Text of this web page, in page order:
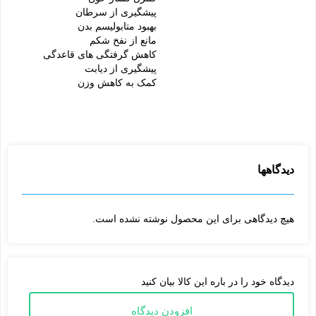
دارویی این نوشیدنی خوشمزه آن را به یکی از محبوب ترین نوشیدنی ها
: ادویه های موجود در چای ماسالا
بویژه میخک، به روند هضم کمک میکند. زمانی که زنجبیل به این مخلوط
اضافه میشود، اثرات دارویی آن بیشتر خواهد شد، که اثر آرام بخشی و
ماسالا، چای سیاه است. خواص ضد اکسیدانی بسیار قوی دارد. هل و
میخک موجود در آن نیز باعث کاهش سطح کلسترول میشود و به نوبه
خود مقدار کلسترول خوب را افزایش میدهد. این اتفاق باعث کاهش
کنترل فشار خون با چای ماسالا : چای ماسالا همچنین می تواند با
مشکلات مربوط به خون مقابله کند، اگر دچار نوسان فشار خون هستید،
پیشگیری از سرطان
بهبود متابولیسم بدن
مانع از نفخ شکم
کاهش گرفتگی های قاعدگی
پیشگیری از دیابت
کمک به کاهش وزن
دیدگاه خود را در باره این کالا بیان کنید
افزودن دیدگاه
دیدگاهها
هیچ دیدگاهی برای این محصول نوشته نشده است.